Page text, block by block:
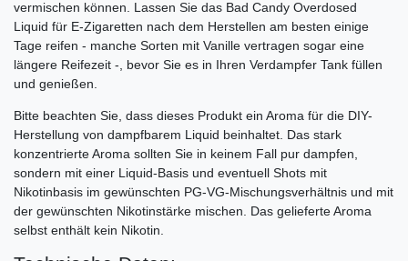
vermischen können. Lassen Sie das Bad Candy Overdosed
Liquid für E-Zigaretten nach dem Herstellen am besten einige
Tage reifen - manche Sorten mit Vanille vertragen sogar eine
längere Reifezeit -, bevor Sie es in Ihren Verdampfer Tank füllen
und genießen.
Bitte beachten Sie, dass dieses Produkt ein Aroma für die DIY-
Herstellung von dampfbarem Liquid beinhaltet. Das stark
konzentrierte Aroma sollten Sie in keinem Fall pur dampfen,
sondern mit einer Liquid-Basis und eventuell Shots mit
Nikotinbasis im gewünschten PG-VG-Mischungsverhältnis und mit
der gewünschten Nikotinstärke mischen. Das gelieferte Aroma
selbst enthält kein Nikotin.